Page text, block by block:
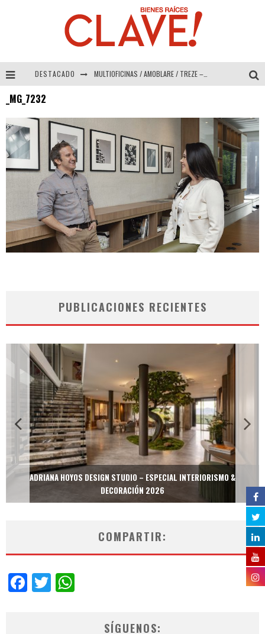
DESTACADO MULTIOFICINAS / AMOBLARE / TREZE – Especial Interiorismo & Decoración 2026
COLINEAL – Especial Interiorismo & Decoración 2026
ADRIANA HOYOS DESIGN STUDIO – Especial Interiorismo & Decoración 2026
_MG_7232
PUBLICACIONES RECIENTES
ADRIANA HOYOS DESIGN STUDIO – ESPECIAL INTERIORISMO &
DECORACIÓN 2026
COMPARTIR:
Facebook
Twitter
SÍGUENOS: